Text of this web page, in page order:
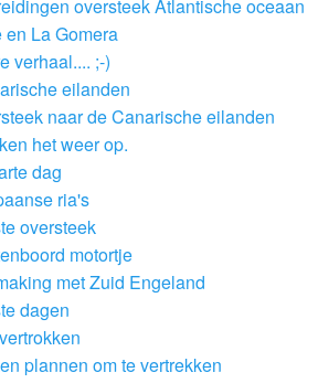
oversteek Atlantische oceaan
en La Gomera
verhaal.... ;-)
eilanden
naar de Canarische eilanden
het weer op.
dag
ria's
oversteek
motortje
met Zuid Engeland
dagen
plannen om te vertrekken